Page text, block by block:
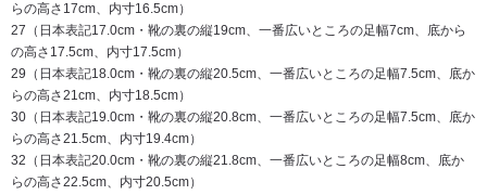
らの高さ17cm、内寸16.5cm）
27（日本表記17.0cm・靴の裏の縦19cm、一番広いところの足幅7cm、底から
の高さ17.5cm、内寸17.5cm）
29（日本表記18.0cm・靴の裏の縦20.5cm、一番広いところの足幅7.5cm、底か
らの高さ21cm、内寸18.5cm）
30（日本表記19.0cm・靴の裏の縦20.8cm、一番広いところの足幅7.5cm、底か
らの高さ21.5cm、内寸19.4cm）
32（日本表記20.0cm・靴の裏の縦21.8cm、一番広いところの足幅8cm、底か
らの高さ22.5cm、内寸20.5cm）